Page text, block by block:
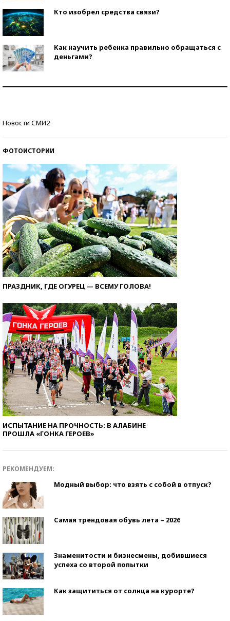
Кто изобрел средства связи?
Как научить ребенка правильно обращаться с
деньгами?
Новости СМИ2
ФОТОИСТОРИИ
ПРАЗДНИК, ГДЕ ОГУРЕЦ — ВСЕМУ ГОЛОВА!
ИСПЫТАНИЕ НА ПРОЧНОСТЬ: В АЛАБИНЕ
ПРОШЛА «ГОНКА ГЕРОЕВ»
РЕКОМЕНДУЕМ:
Модный выбор: что взять с собой в отпуск?
Самая трендовая обувь лета – 2026
Знаменитости и бизнесмены, добившиеся
успеха со второй попытки
Как защититься от солнца на курорте?